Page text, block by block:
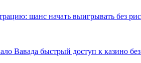
шанс начать выигрывать без
Вавада быстрый доступ к казино